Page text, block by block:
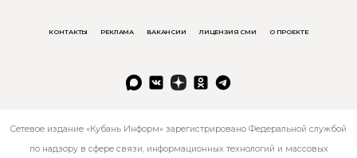
КОНТАКТЫ РЕКЛАМА ВАКАНСИИ ЛИЦЕНЗИЯ СМИ О ПРОЕКТЕ
Сетевое издание «Кубань Информ» зарегистрировано Федеральной службой
по надзору в сфере связи, информационных технологий и массовых